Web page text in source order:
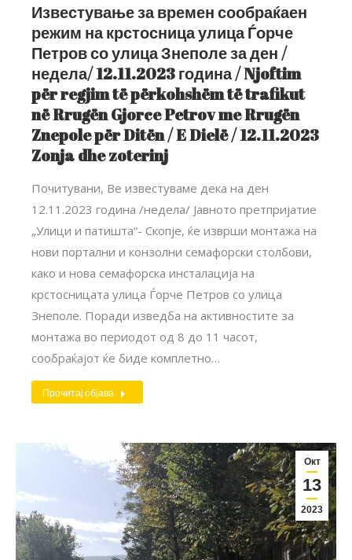
Известување за времен сообраќаен
режим на крстосница улица Ѓорче
Петров со улица Знеполе за ден /
недела/ 12.11.2023 година / Njoftim
për regjim të përkohshëm të trafikut
në Rrugën Gjorce Petrov me Rrugën
Znepole për Ditën / E Dielë / 12.11.2023
Zonja dhe zoterinj
Почитувани, Ве известуваме дека на ден
12.11.2023 година /недела/ Јавното претпријатие
„Улици и патишта“- Скопје, ќе изврши монтажа на
нови портални и конзолни семафорски столбови,
како и нова семафорска инсталација на
крстосницата улица Ѓорче Петров со улица
Знеполе. Поради изведба на активностите за
монтажа во периодот од 8 до 11 часот,
сообраќајот ќе биде комплетно…
Прочитај објава
Окт
13
2023